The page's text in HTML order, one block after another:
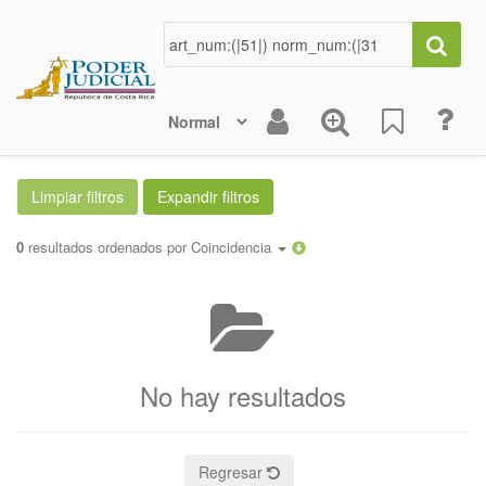
0 resultados ordenados por Coincidencia
No hay resultados
Regresar